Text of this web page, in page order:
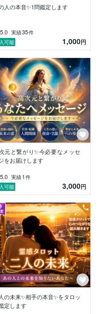
ら、自分の思い通り
ました。
方のお気持ちを大切
来を変える選択」を
ます。
スやイメージを感じ
読み解きます。
、
善するための行動、
ます。
目指しています。
人の本音✨1問鑑定します
5.0 実績35件
可能
1,000円
元と繋がり✨今必要なメッセ
をお届けします
5.0 実績1 件
可能
3,000円
の未来✨相手の本音✨をタロッ
定します